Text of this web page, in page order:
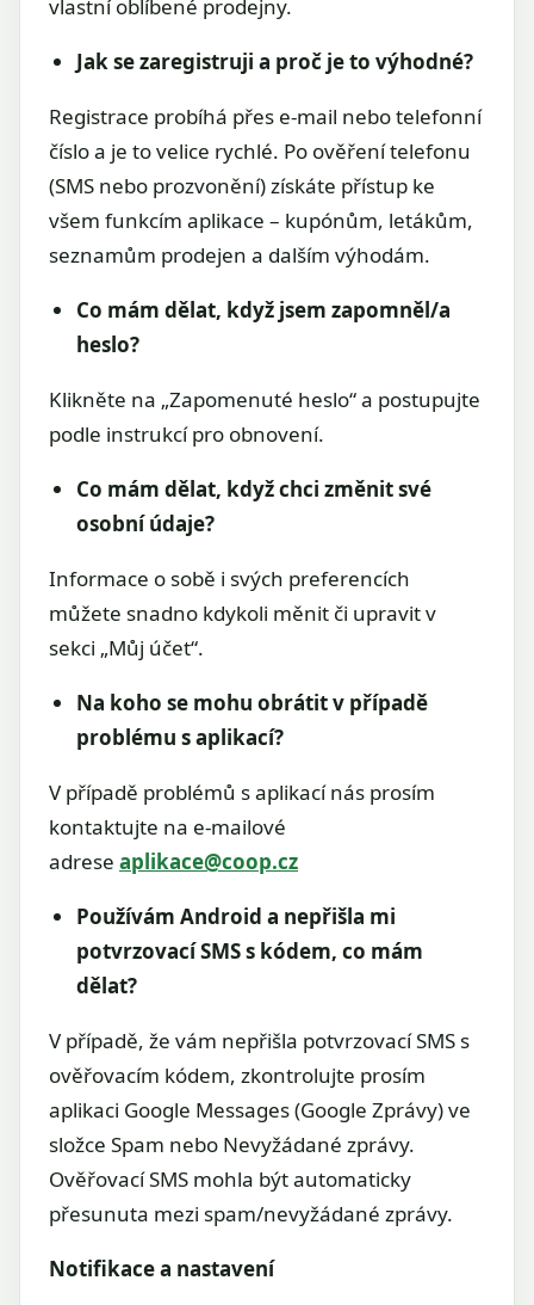
vlastní oblíbené prodejny.
Jak se zaregistruji a proč je to výhodné?
Registrace probíhá přes e-mail nebo telefonní
číslo a je to velice rychlé. Po ověření telefonu
(SMS nebo prozvonění) získáte přístup ke
všem funkcím aplikace – kupónům, letákům,
seznamům prodejen a dalším výhodám.
Co mám dělat, když jsem zapomněl/a
heslo?
Klikněte na „Zapomenuté heslo“ a postupujte
podle instrukcí pro obnovení.
Co mám dělat, když chci změnit své
osobní údaje?
Informace o sobě i svých preferencích
můžete snadno kdykoli měnit či upravit v
sekci „Můj účet“.
Na koho se mohu obrátit v případě
problému s aplikací?
V případě problémů s aplikací nás prosím
kontaktujte na e-mailové
adrese aplikace@coop.cz
Používám Android a nepřišla mi
potvrzovací SMS s kódem, co mám
dělat?
V případě, že vám nepřišla potvrzovací SMS s
ověřovacím kódem, zkontrolujte prosím
aplikaci Google Messages (Google Zprávy) ve
složce Spam nebo Nevyžádané zprávy.
Ověřovací SMS mohla být automaticky
přesunuta mezi spam/nevyžádané zprávy.
Notifikace a nastavení